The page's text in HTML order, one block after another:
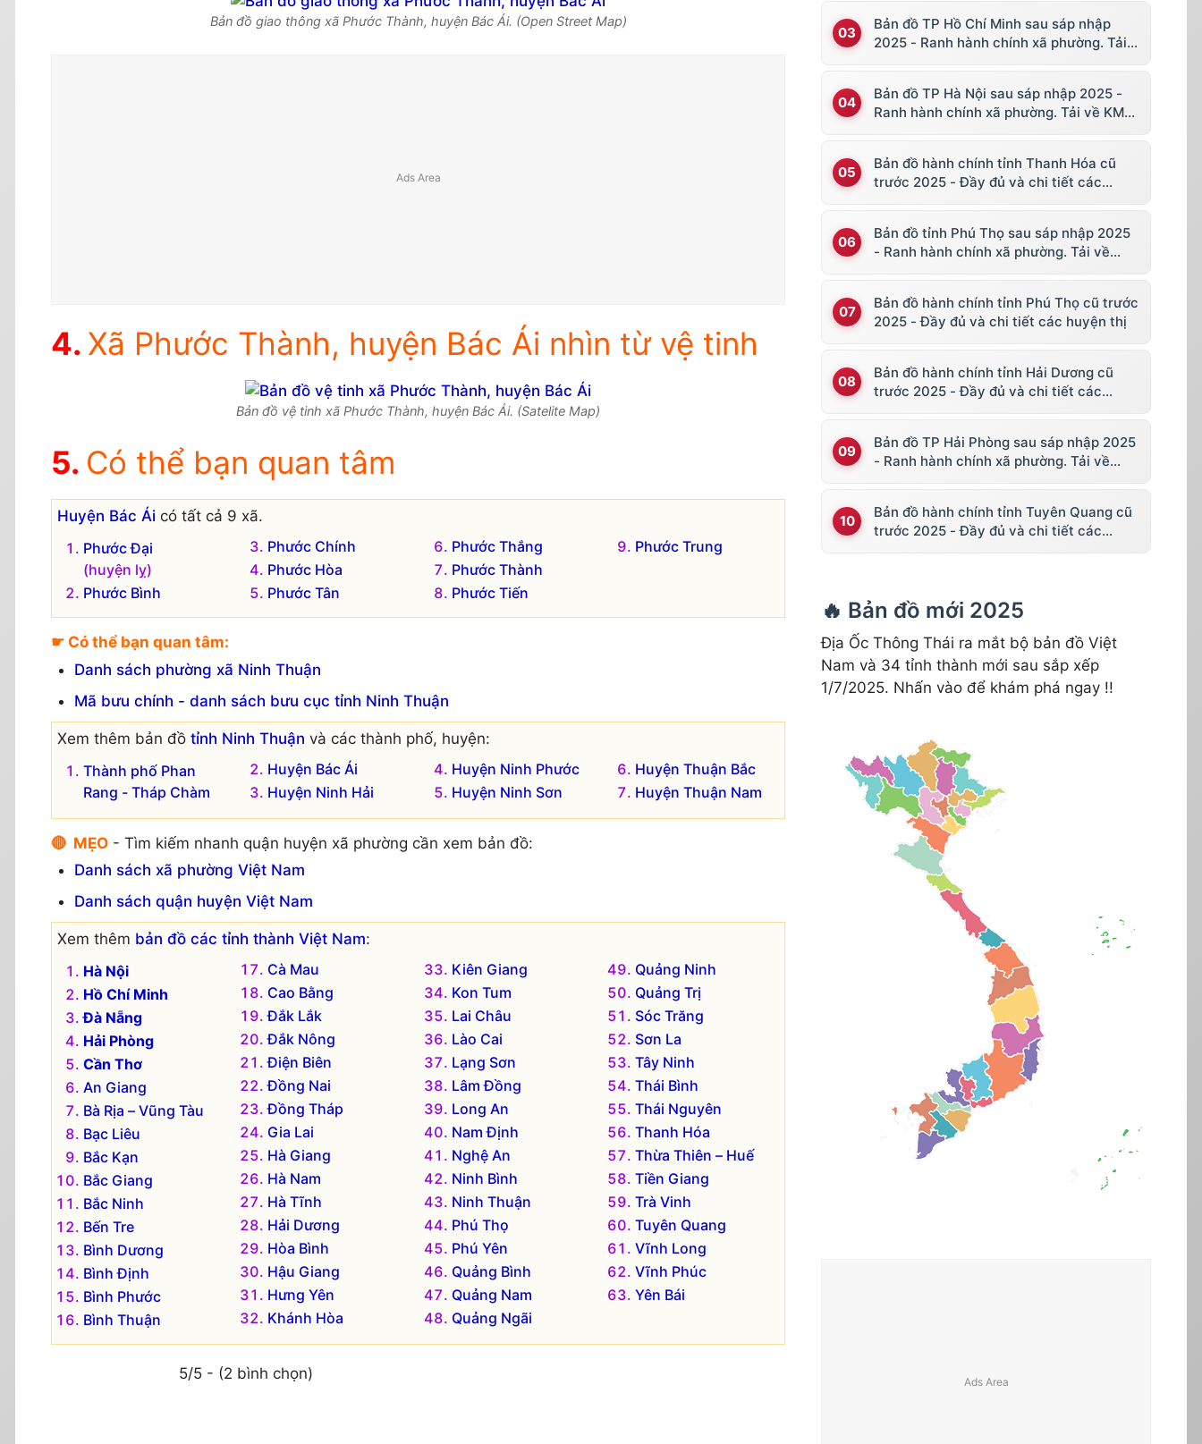
Bản đồ giao thông xã Phước Thành, huyện Bác Ái. (Open Street Map)
Xã Phước Thành, huyện Bác Ái nhìn từ vệ tinh
Bản đồ vệ tinh xã Phước Thành, huyện Bác Ái. (Satelite Map)
Có thể bạn quan tâm
Huyện Bác Ái có tất cả 9 xã.
Phước Đại
(huyện lỵ)
Phước Bình
Phước Chính
Phước Hòa
Phước Tân
Phước Thắng
Phước Thành
Phước Tiến
Phước Trung
☛ Có thể bạn quan tâm:
Danh sách phường xã Ninh Thuận
Mã bưu chính - danh sách bưu cục tỉnh Ninh Thuận
Xem thêm bản đồ tỉnh Ninh Thuận và các thành phố, huyện:
Thành phố Phan
Rang - Tháp Chàm
Huyện Bác Ái
Huyện Ninh Hải
Huyện Ninh Phước
Huyện Ninh Sơn
Huyện Thuận Bắc
Huyện Thuận Nam
🔴 MẸO - Tìm kiếm nhanh quận huyện xã phường cần xem bản đồ:
Danh sách xã phường Việt Nam
Danh sách quận huyện Việt Nam
Xem thêm bản đồ các tỉnh thành Việt Nam:
Hà Nội
Hồ Chí Minh
Đà Nẵng
Hải Phòng
Cần Thơ
An Giang
Bà Rịa – Vũng Tàu
Bạc Liêu
Bắc Kạn
Bắc Giang
Bắc Ninh
Bến Tre
Bình Dương
Bình Định
Bình Phước
Bình Thuận
Cà Mau
Cao Bằng
Đắk Lắk
Đắk Nông
Điện Biên
Đồng Nai
Đồng Tháp
Gia Lai
Hà Giang
Hà Nam
Hà Tĩnh
Hải Dương
Hòa Bình
Hậu Giang
Hưng Yên
Khánh Hòa
Kiên Giang
Kon Tum
Lai Châu
Lào Cai
Lạng Sơn
Lâm Đồng
Long An
Nam Định
Nghệ An
Ninh Bình
Ninh Thuận
Phú Thọ
Phú Yên
Quảng Bình
Quảng Nam
Quảng Ngãi
Quảng Ninh
Quảng Trị
Sóc Trăng
Sơn La
Tây Ninh
Thái Bình
Thái Nguyên
Thanh Hóa
Thừa Thiên – Huế
Tiền Giang
Trà Vinh
Tuyên Quang
Vĩnh Long
Vĩnh Phúc
Yên Bái
5/5 - (2 bình chọn)
Bản đồ TP Hồ Chí Minh sau sáp nhập
2025 - Ranh hành chính xã phường. Tải
Bản đồ TP Hà Nội sau sáp nhập 2025 -
Ranh hành chính xã phường. Tải về KML,
Bản đồ hành chính tỉnh Thanh Hóa cũ
trước 2025 - Đầy đủ và chi tiết các
Bản đồ tỉnh Phú Thọ sau sáp nhập 2025
- Ranh hành chính xã phường. Tải về
Bản đồ hành chính tỉnh Phú Thọ cũ trước
2025 - Đầy đủ và chi tiết các huyện thị
Bản đồ hành chính tỉnh Hải Dương cũ
trước 2025 - Đầy đủ và chi tiết các
Bản đồ TP Hải Phòng sau sáp nhập 2025
- Ranh hành chính xã phường. Tải về
Bản đồ hành chính tỉnh Tuyên Quang cũ
trước 2025 - Đầy đủ và chi tiết các
🔥 Bản đồ mới 2025
Địa Ốc Thông Thái ra mắt bộ bản đồ Việt
Nam và 34 tỉnh thành mới sau sắp xếp
1/7/2025. Nhấn vào để khám phá ngay !!